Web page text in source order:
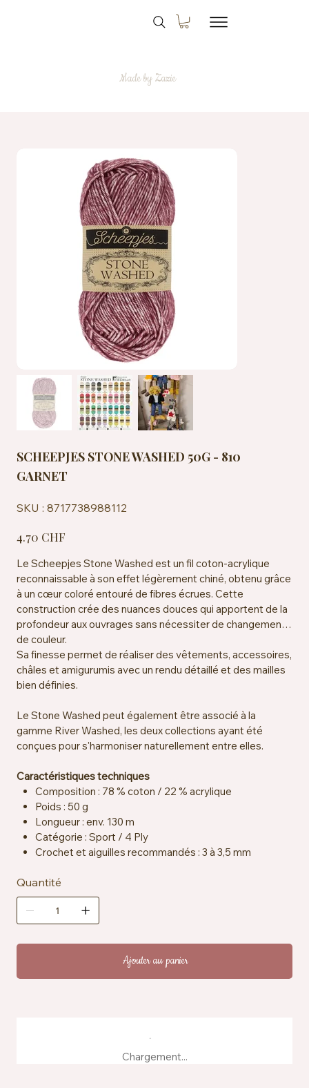
Made by Zazie
SCHEEPJES STONE WASHED 50G - 810
GARNET
SKU : 8717738988112
8717738988112
4.70 CHF
Le Scheepjes Stone Washed est un fil coton-acrylique
reconnaissable à son effet légèrement chiné, obtenu grâce
à un cœur coloré entouré de fibres écrues. Cette
construction crée des nuances douces qui apportent de la
profondeur aux ouvrages sans nécessiter de changement
de couleur.
Sa finesse permet de réaliser des vêtements, accessoires,
châles et amigurumis avec un rendu détaillé et des mailles
bien définies.
Le Stone Washed peut également être associé à la
gamme River Washed, les deux collections ayant été
conçues pour s'harmoniser naturellement entre elles.
Caractéristiques techniques
Composition : 78 % coton / 22 % acrylique
Poids : 50 g
Longueur : env. 130 m
Catégorie : Sport / 4 Ply
Crochet et aiguilles recommandés : 3 à 3,5 mm
Certification : OEKO-TEX® Standard 100
Entretien : lavable en machine à 40 °C
Quantité
Ajouter au panier
Chargement...